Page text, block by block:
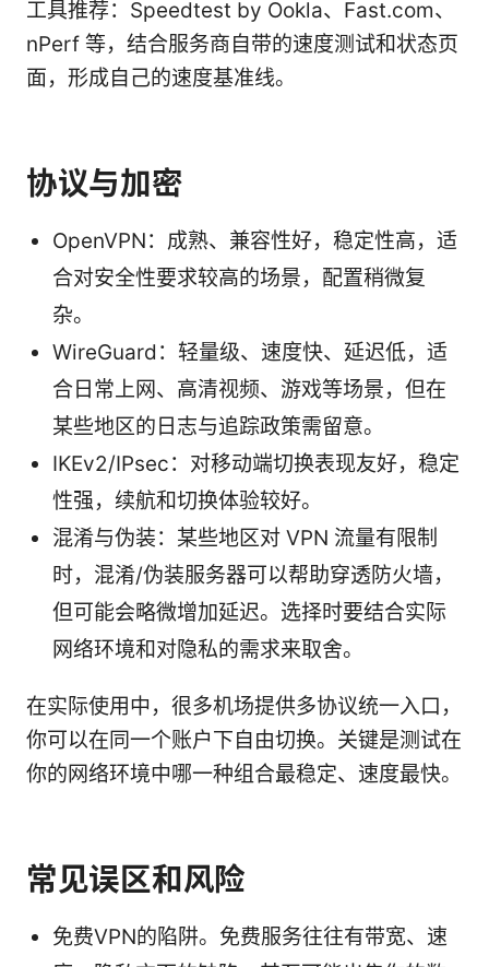
工具推荐：Speedtest by Ookla、Fast.com、
nPerf 等，结合服务商自带的速度测试和状态页
面，形成自己的速度基准线。
协议与加密
OpenVPN：成熟、兼容性好，稳定性高，适
合对安全性要求较高的场景，配置稍微复
杂。
WireGuard：轻量级、速度快、延迟低，适
合日常上网、高清视频、游戏等场景，但在
某些地区的日志与追踪政策需留意。
IKEv2/IPsec：对移动端切换表现友好，稳定
性强，续航和切换体验较好。
混淆与伪装：某些地区对 VPN 流量有限制
时，混淆/伪装服务器可以帮助穿透防火墙，
但可能会略微增加延迟。选择时要结合实际
网络环境和对隐私的需求来取舍。
在实际使用中，很多机场提供多协议统一入口，
你可以在同一个账户下自由切换。关键是测试在
你的网络环境中哪一种组合最稳定、速度最快。
常见误区和风险
免费VPN的陷阱。免费服务往往有带宽、速